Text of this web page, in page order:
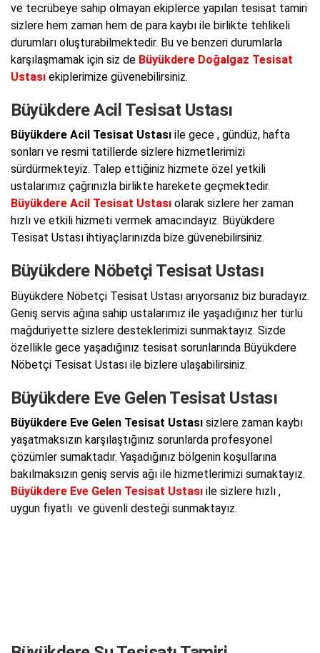
ve tecrübeye sahip olmayan ekiplerce yapılan tesisat tamiri
sizlere hem zaman hem de para kaybı ile birlikte tehlikeli
durumları oluşturabilmektedir. Bu ve benzeri durumlarla
karşılaşmamak için siz de Büyükdere Doğalgaz Tesisat
Ustası ekiplerimize güvenebilirsiniz.
Büyükdere Acil Tesisat Ustası
Büyükdere Acil Tesisat Ustası ile gece , gündüz, hafta
sonları ve resmi tatillerde sizlere hizmetlerimizi
sürdürmekteyiz. Talep ettiğiniz hizmete özel yetkili
ustalarımız çağrınızla birlikte harekete geçmektedir.
Büyükdere Acil Tesisat Ustası olarak sizlere her zaman
hızlı ve etkili hizmeti vermek amacındayız. Büyükdere
Tesisat Ustası ihtiyaçlarınızda bize güvenebilirsiniz.
Büyükdere Nöbetçi Tesisat Ustası
Büyükdere Nöbetçi Tesisat Ustası arıyorsanız biz buradayız.
Geniş servis ağına sahip ustalarımız ile yaşadığınız her türlü
mağduriyette sizlere desteklerimizi sunmaktayız. Sizde
özellikle gece yaşadığınız tesisat sorunlarında Büyükdere
Nöbetçi Tesisat Ustası ile bizlere ulaşabilirsiniz.
Büyükdere Eve Gelen Tesisat Ustası
Büyükdere Eve Gelen Tesisat Ustası sizlere zaman kaybı
yaşatmaksızın karşılaştığınız sorunlarda profesyonel
çözümler sumaktadır. Yaşadığınız bölgenin koşullarına
bakılmaksızın geniş servis ağı ile hizmetlerimizi sumaktayız.
Büyükdere Eve Gelen Tesisat Ustası ile sizlere hızlı ,
uygun fiyatlı ve güvenli desteği sunmaktayız.